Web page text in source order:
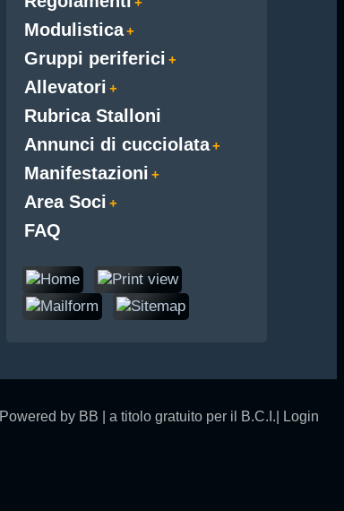
Modulistica
Gruppi periferici
Allevatori
Rubrica Stalloni
Annunci di cucciolata
Manifestazioni
Area Soci
FAQ
Powered by BB | a titolo gratuito per il B.C.I.| Login